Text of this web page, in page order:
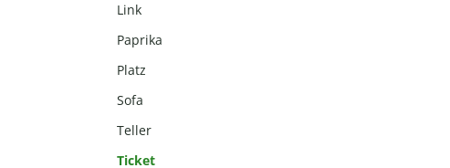
Link
Paprika
Platz
Sofa
Teller
Ticket